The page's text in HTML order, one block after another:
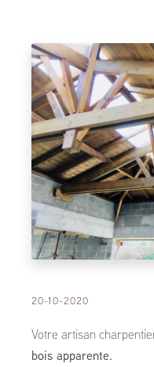
20-10-2020
Votre artisan
bois apparente.